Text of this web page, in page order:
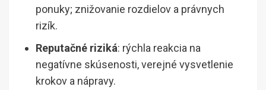
ponuky; znižovanie rozdielov a právnych
rizík.
Reputačné riziká: rýchla reakcia na
negatívne skúsenosti, verejné vysvetlenie
krokov a nápravy.